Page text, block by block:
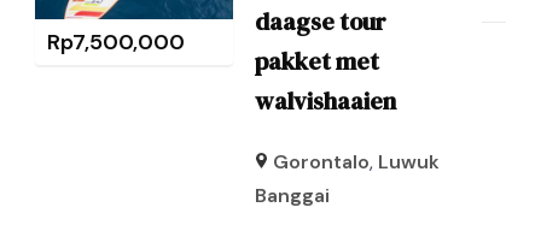
Rp7,500,000
daagse tour
pakket met
walvishaaien
Gorontalo, Luwuk
Banggai